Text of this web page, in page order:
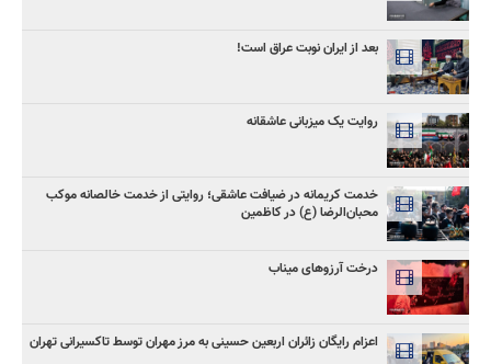
بعد از ایران نوبت عراق است!
روایت یک میزبانی عاشقانه
خدمت کریمانه در ضیافت عاشقی؛ روایتی از خدمت خالصانه موکب
محبان‌الرضا (ع) در کاظمین
درخت آرزوهای میناب
اعزام رایگان زائران اربعین حسینی به مرز مهران توسط تاکسیرانی تهران